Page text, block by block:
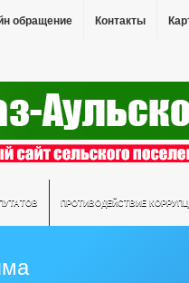
обращение Контакты
ПРОТИВОДЕЙСТВИЕ